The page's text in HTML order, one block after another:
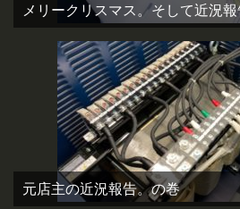
メリークリスマス。そして近況
元店主の近況報告。の巻